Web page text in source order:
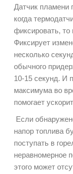
Датчик пламени
когда
фиксировать, то
Фиксирует
несколько
обычного
10-15 секунд. И
максимума во
помогает
Если
напор топлива
поступать в
неравномерное
этого может